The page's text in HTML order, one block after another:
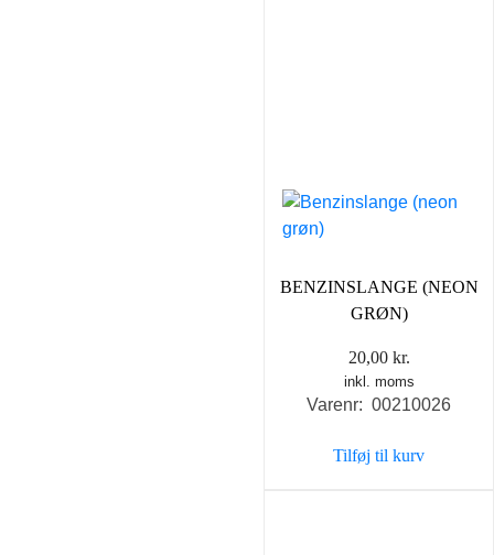
BENZINSLANGE (NEON
GRØN)
20,00 kr.
inkl. moms
Varenr: 00210026
Tilføj til kurv